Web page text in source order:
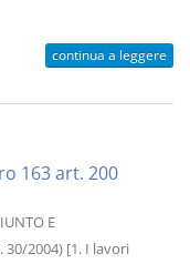
continua a leggere
163 art. 200
E
30/2004) [1. I lavori